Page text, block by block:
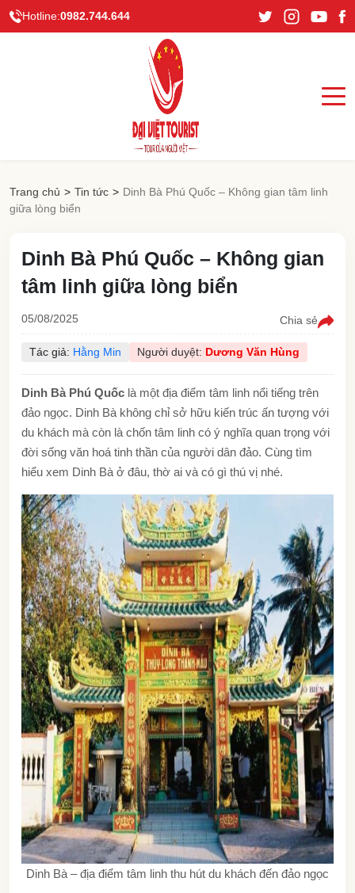
Hotline:0982.744.644
Trang chủ > Tin tức > Dinh Bà Phú Quốc – Không gian tâm linh
giữa lòng biển
Dinh Bà Phú Quốc – Không gian
tâm linh giữa lòng biển
05/08/2025 Chia sẻ
Tác giả: Hằng Min Người duyệt: Dương Văn Hùng
Dinh Bà Phú Quốc là một địa điểm tâm linh nổi tiếng trên
đảo ngọc. Dinh Bà không chỉ sở hữu kiến trúc ấn tượng với
du khách mà còn là chốn tâm linh có ý nghĩa quan trọng với
đời sống văn hoá tinh thần của người dân đảo. Cùng tìm
hiểu xem Dinh Bà ở đâu, thờ ai và có gì thú vị nhé.
Dinh Bà – địa điểm tâm linh thu hút du khách đến đảo ngọc